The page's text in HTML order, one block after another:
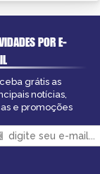
POR E-
grátis as
notícias,
e promoções